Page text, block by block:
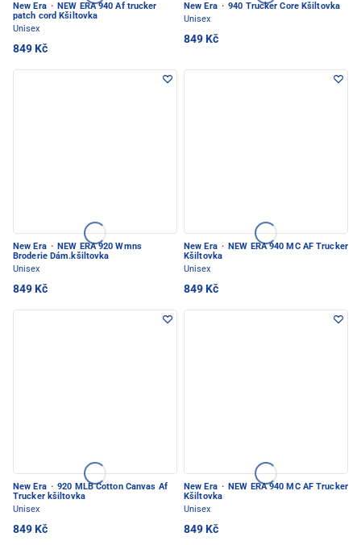
New Era · NEW ERA 940 Af trucker
patch cord Kšiltovka
Unisex
849 Kč
New Era · 940 Trucker Core Kšiltovka
Unisex
849 Kč
New Era · NEW ERA 920 Wmns
Broderie Dám.kšiltovka
Unisex
849 Kč
New Era · NEW ERA 940 MC AF Trucker
Kšiltovka
Unisex
849 Kč
New Era · 920 MLB Cotton Canvas Af
Trucker kšiltovka
Unisex
849 Kč
New Era · NEW ERA 940 MC AF Trucker
Kšiltovka
Unisex
849 Kč